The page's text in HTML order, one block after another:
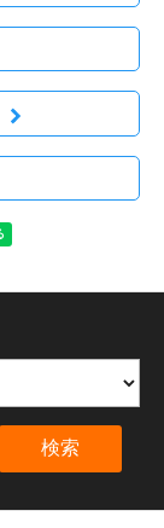
検索